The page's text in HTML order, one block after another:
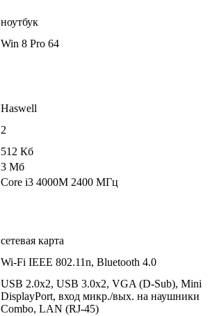
ноутбук
Win 8 Pro 64
Haswell
2
512 Кб
3 Мб
Core i3 4000M 2400 МГц
сетевая карта
Wi-Fi IEEE 802.11n, Bluetooth 4.0
USB 2.0x2, USB 3.0x2, VGA (D-Sub), Mini
DisplayPort, вход микр./вых. на наушники
Combo, LAN (RJ-45)